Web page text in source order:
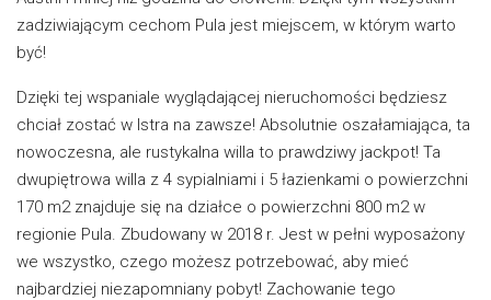
zadziwiającym cechom Pula jest miejscem, w którym warto
być!
Dzięki tej wspaniale wyglądającej nieruchomości będziesz
chciał zostać w Istra na zawsze! Absolutnie oszałamiająca, ta
nowoczesna, ale rustykalna willa to prawdziwy jackpot! Ta
dwupiętrowa willa z 4 sypialniami i 5 łazienkami o powierzchni
170 m2 znajduje się na działce o powierzchni 800 m2 w
regionie Pula. Zbudowany w 2018 r. Jest w pełni wyposażony
we wszystko, czego możesz potrzebować, aby mieć
najbardziej niezapomniany pobyt! Zachowanie tego